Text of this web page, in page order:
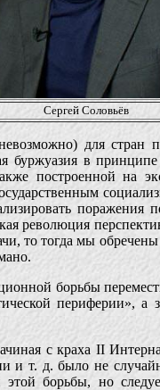
Сергей Соловьёв
для стран
буржуазия в
построенной на
поражения
революция
то тогда мы
борьбы
периферии», а
с краха II
и т. д. было не
борьбы, но